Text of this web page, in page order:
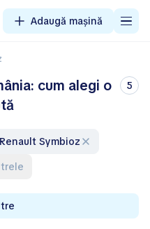
Adaugă mașină
cum alegi o
5
Renault Symbioz